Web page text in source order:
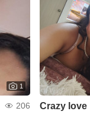
1
206 Crazy love